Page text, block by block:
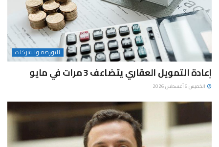
البورصة والشركات
إعادة التمويل العقاري يتضاعف 3 مرات في مايو
الخميس 6 أغسطس 2026